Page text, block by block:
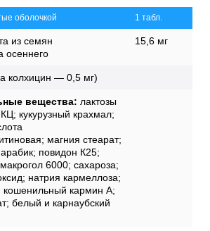
оболочкой 1 табл.
из семян
осеннего
15,6 мг
колхицин — 0,5 мг)
вещества: лактозы
кукурузный крахмал;
магния стеарат;
повидон К25;
6000; сахароза;
натрия кармеллоза;
кошенильный кармин А;
белый и карнаубский